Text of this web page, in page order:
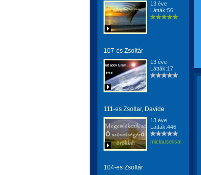
13 éve
Látták:56
107-es Zsoltár
13 éve
Látták:17
111-es Zsoltar, Davide
13 éve
Látták:446
miclauselisabeta
104-es Zsoltár